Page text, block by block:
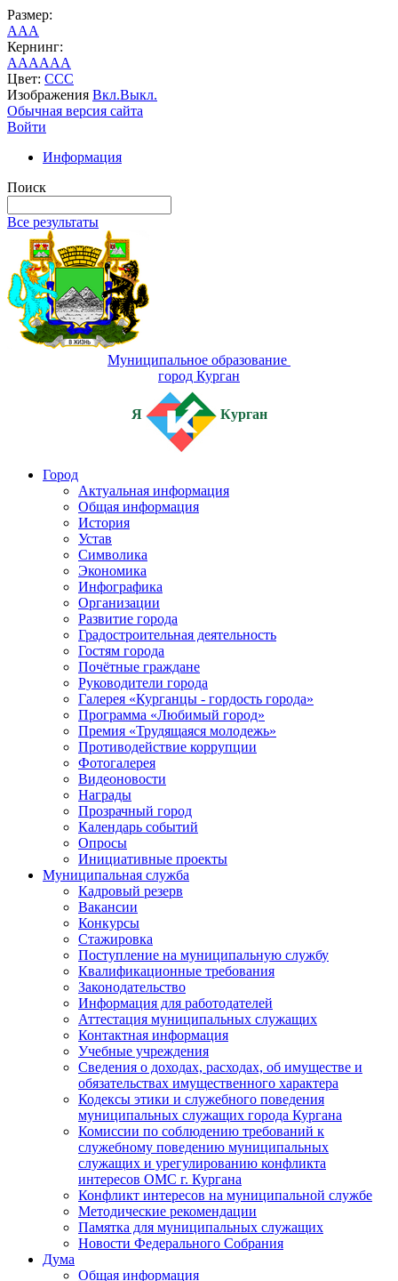
Размер:
AAA
Кернинг:
AAAAAA
Цвет: CCC
Изображения Вкл.Выкл.
Обычная версия сайта
Войти
Информация
Поиск
Все результаты
Муниципальное образование
город Курган
Я Курган
Город
Актуальная информация
Общая информация
История
Устав
Символика
Экономика
Инфографика
Организации
Развитие города
Градостроительная деятельность
Гостям города
Почётные граждане
Руководители города
Галерея «Курганцы - гордость города»
Программа «Любимый город»
Премия «Трудящаяся молодежь»
Противодействие коррупции
Фотогалерея
Видеоновости
Награды
Прозрачный город
Календарь событий
Опросы
Инициативные проекты
Муниципальная служба
Кадровый резерв
Вакансии
Конкурсы
Стажировка
Поступление на муниципальную службу
Квалификационные требования
Законодательство
Информация для работодателей
Аттестация муниципальных служащих
Контактная информация
Учебные учреждения
Сведения о доходах, расходах, об имуществе и
обязательствах имущественного характера
Кодексы этики и служебного поведения
муниципальных служащих города Кургана
Комиссии по соблюдению требований к
служебному поведению муниципальных
служащих и урегулированию конфликта
интересов ОМС г. Кургана
Конфликт интересов на муниципальной службе
Методические рекомендации
Памятка для муниципальных служащих
Новости Федерального Cобрания
Дума
Общая информация